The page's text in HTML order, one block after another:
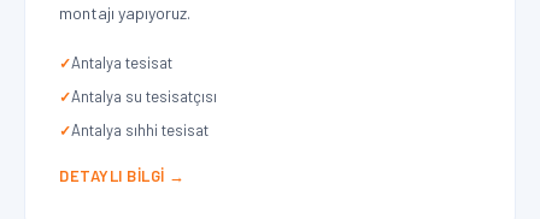
montajı yapıyoruz.
Antalya tesisat
Antalya su tesisatçısı
Antalya sıhhi tesisat
DETAYLI BILGI →